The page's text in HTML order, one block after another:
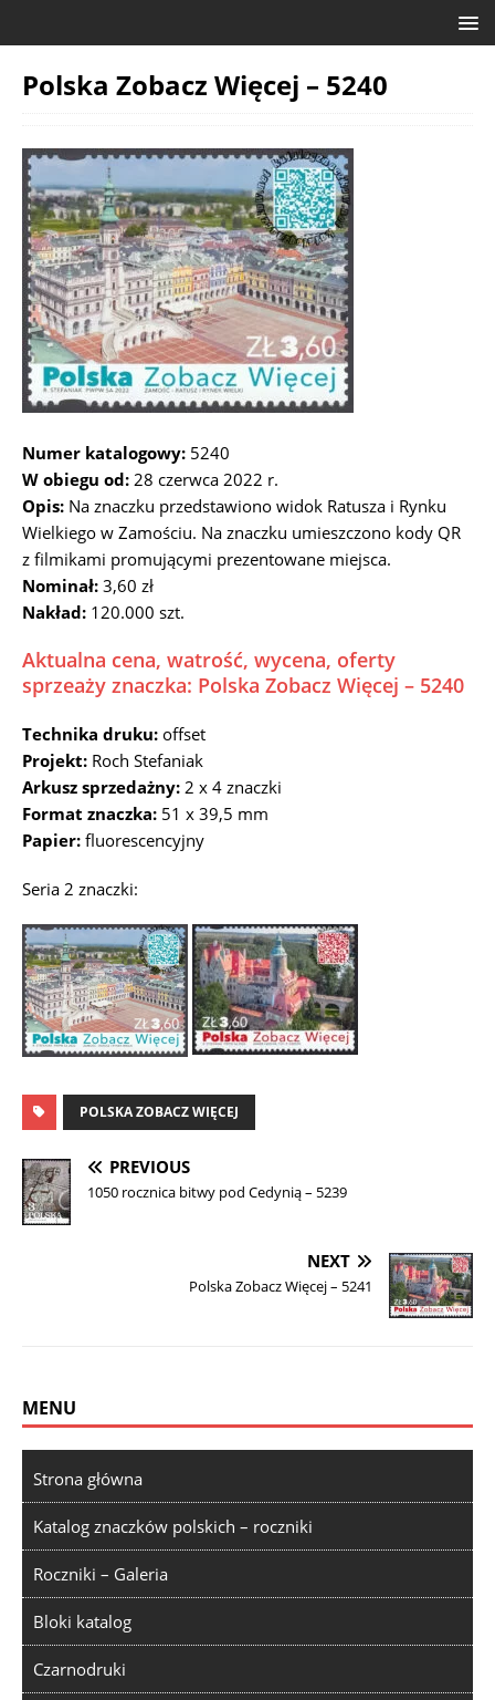
Polska Zobacz Więcej – 5240
Numer katalogowy: 5240
W obiegu od: 28 czerwca 2022 r.
Opis: Na znaczku przedstawiono widok Ratusza i Rynku
Wielkiego w Zamościu. Na znaczku umieszczono kody QR
z filmikami promującymi prezentowane miejsca.
Nominał: 3,60 zł
Nakład: 120.000 szt.
Aktualna cena, watrość, wycena, oferty
sprzeaży znaczka: Polska Zobacz Więcej – 5240
Technika druku: offset
Projekt: Roch Stefaniak
Arkusz sprzedażny: 2 x 4 znaczki
Format znaczka: 51 x 39,5 mm
Papier: fluorescencyjny
Seria 2 znaczki:
POLSKA ZOBACZ WIĘCEJ
PREVIOUS
1050 rocznica bitwy pod Cedynią – 5239
NEXT
Polska Zobacz Więcej – 5241
MENU
Strona główna
Katalog znaczków polskich – roczniki
Roczniki – Galeria
Bloki katalog
Czarnodruki